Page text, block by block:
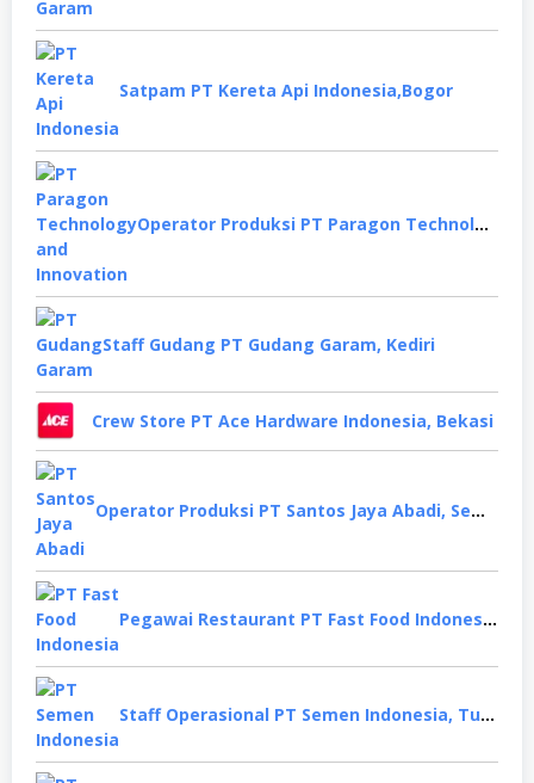
Satpam PT Kereta Api Indonesia,Bogor
Operator Produksi PT Paragon Technology and Innovation, Tangerang
Staff Gudang PT Gudang Garam, Kediri
Crew Store PT Ace Hardware Indonesia, Bekasi
Operator Produksi PT Santos Jaya Abadi, Semarang
Pegawai Restaurant PT Fast Food Indonesia, Surabaya
Staff Operasional PT Semen Indonesia, Tuban